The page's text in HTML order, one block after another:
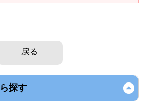
戻る
探す